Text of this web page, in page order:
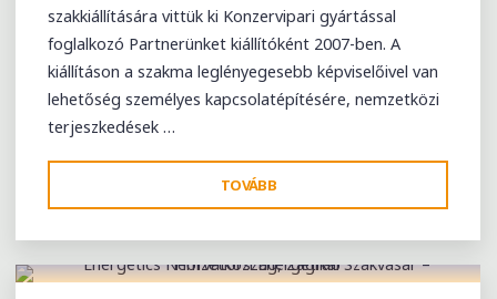
szakkiállítására vittük ki Konzervipari gyártással
foglalkozó Partnerünket kiállítóként 2007-ben. A
kiállításon a szakma leglényegesebb képviselőivel van
lehetőség személyes kapcsolatépítésére, nemzetközi
terjeszkedések …
TOVÁBB
NEMZETKÖZI
ÉLELMISZERIPARI
SZAKKIÁLLÍTÁS